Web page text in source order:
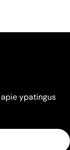
ypatingus